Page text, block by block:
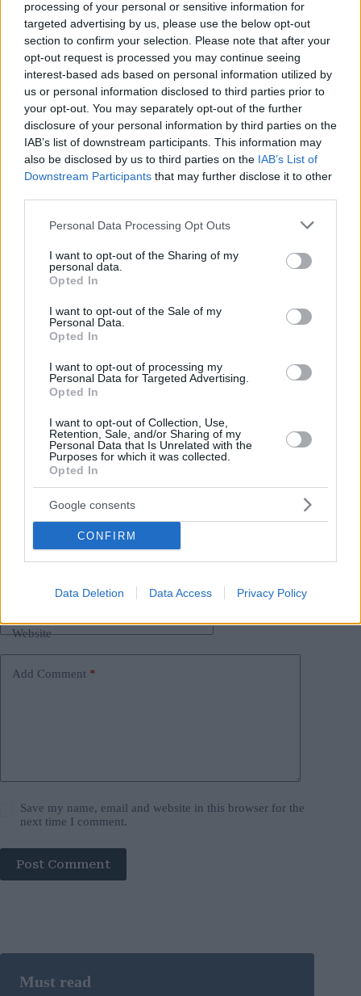
processing of your personal or sensitive information for
targeted advertising by us, please use the below opt-out
section to confirm your selection. Please note that after your
opt-out request is processed you may continue seeing
interest-based ads based on personal information utilized by
us or personal information disclosed to third parties prior to
your opt-out. You may separately opt-out of the further
disclosure of your personal information by third parties on the
IAB’s list of downstream participants. This information may
also be disclosed by us to third parties on the IAB’s List of
Downstream Participants that may further disclose it to other
Please note that this website/app uses one or more Google
not limited to your visit or usage behaviour. You may click to
grant or deny consent to Google and its third-party tags to
use your data for below specified purposes in below Google
consent section.
Personal Data Processing Opt Outs
I want to opt-out of the Sharing of my
personal data.
Opted In
I want to opt-out of the Sale of my
Personal Data.
Opted In
I want to opt-out of processing my
Personal Data for Targeted Advertising.
Opted In
I want to opt-out of Collection, Use,
Retention, Sale, and/or Sharing of my
Personal Data that Is Unrelated with the
Purposes for which it was collected.
Opted In
Google consents
CONFIRM
Data Deletion Data Access Privacy Policy
L’Ungheria scivola giù
Nonostante le tendenze migrante dell’Europa centrale,
l’Ungheria è letteralmente l’ultima della lista tra gli Stati
membri L’Ungheria è la 64a della lista dello Stato di diritto,
sei posizioni in meno rispetto allo scorso anno L’unica
categoria in cui l’Ungheria non è l’ultima tra gli Stati membri
è l’aspetto dei diritti Il sistema giuridico ungherese si sta
lentamente deteriorando e non mostra segni di miglioramento,
quindi non dovremmo essere molto ottimisti neanche su
questo Se confrontato con il 2017, nel 2022, l’Ungheria è
scesa di 18 posizioni Leggi di più sulla posizione ungherese
sulla democrazia QUI.
paesi. Ad esempio, la Romania ha rafforzato un posto
diventando solo il terzo peggior paese dell’Unione Europea.
La Bulgaria è salita di sette posizioni, diventando così il
Nessuno di loro può toccare la Danimarca, che è in cima a
una tendenza al miglioramento, gli svedesi li hanno battuti al
primo posto.
#europa centrale #legge #lista
Your email address will not be published. Required fields are marked*
Name*
Website
Add Comment *
Save my name, email and website in this browser for the
next time I comment.
Post Comment